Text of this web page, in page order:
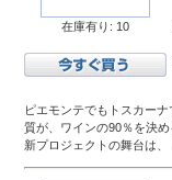
在庫有り: 10
ピエモンテでもトスカー
質が、ワインの90％を決
新プロジェクトの舞台は、